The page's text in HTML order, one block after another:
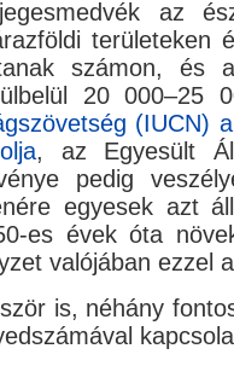
az
területeken
számon, és
20 000–25
(IUCN)
, az Egyesült
pedig
egyesek azt
es évek óta
valójában ezzel
is, néhány